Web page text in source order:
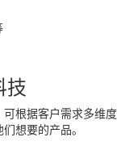
技
根据客户需求多维度
想要的产品。